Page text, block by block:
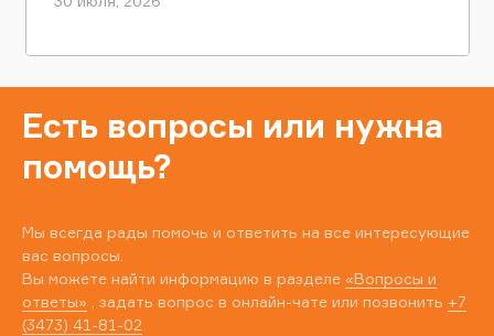
Есть вопросы или нужна
помощь?
Мы всегда рады помочь и ответить на все интересующие
вас вопросы.
Вы можете найти информацию в разделе «Вопросы и
ответы» , задать вопрос в онлайн-чате или позвонить +7
(3473) 41-81-02